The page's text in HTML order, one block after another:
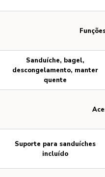
Sanduíche, bagel,
descongelamento, manter
quente
Suporte para sanduíches
incluído